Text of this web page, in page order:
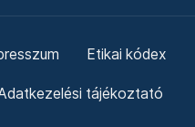
Etikai kódex
tájékoztató